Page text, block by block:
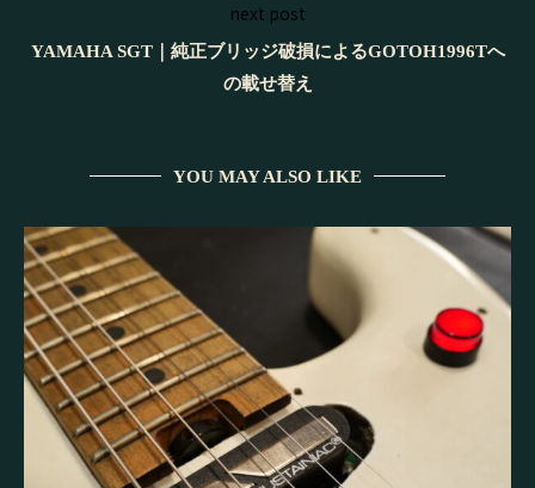
next post
YAMAHA SGT｜純正ブリッジ破損によるGOTOH1996Tへ
の載せ替え
YOU MAY ALSO LIKE